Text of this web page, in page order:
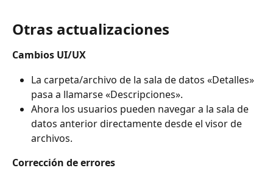
Otras actualizaciones
Cambios UI/UX
La carpeta/archivo de la sala de datos «Detalles»
pasa a llamarse «Descripciones».
Ahora los usuarios pueden navegar a la sala de
datos anterior directamente desde el visor de
archivos.
Corrección de errores